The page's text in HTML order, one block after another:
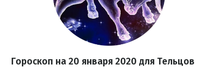
Гороскоп на 20 января 2020 для Тельцов